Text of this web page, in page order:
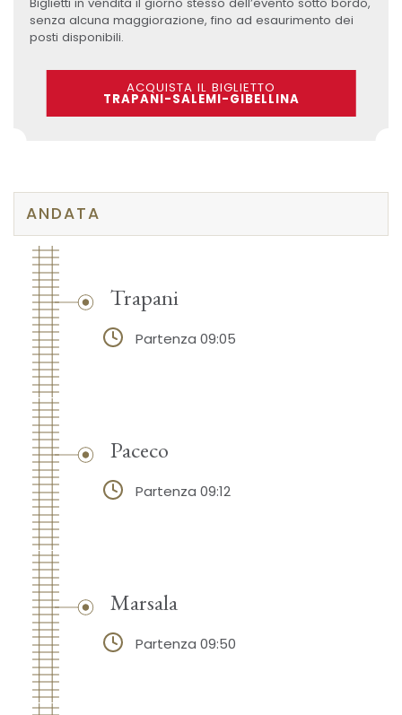
Biglietti in vendita il giorno stesso dell’evento sotto bordo,
senza alcuna maggiorazione, fino ad esaurimento dei
posti disponibili.
ACQUISTA IL BIGLIETTO
TRAPANI-SALEMI-GIBELLINA
ANDATA
Trapani
Partenza 09:05
Paceco
Partenza 09:12
Marsala
Partenza 09:50